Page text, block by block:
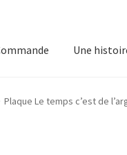
Une
Informations légales
Plaque Le temps c’est de